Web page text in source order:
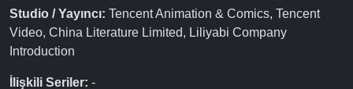
Studio / Yayıncı: Tencent Animation & Comics, Tencent
Video, China Literature Limited, Liliyabi Company
Introduction
İlişkili Seriler: -